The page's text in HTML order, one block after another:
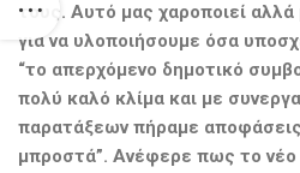
τους. Αυτό μας χαροποιεί αλλά
για να υλοποιήσουμε όσα
“το απερχόμενο δημοτικό
πολύ καλό κλίμα και με
παρατάξεων πήραμε
μπροστά”. Ανέφερε πως το νέο